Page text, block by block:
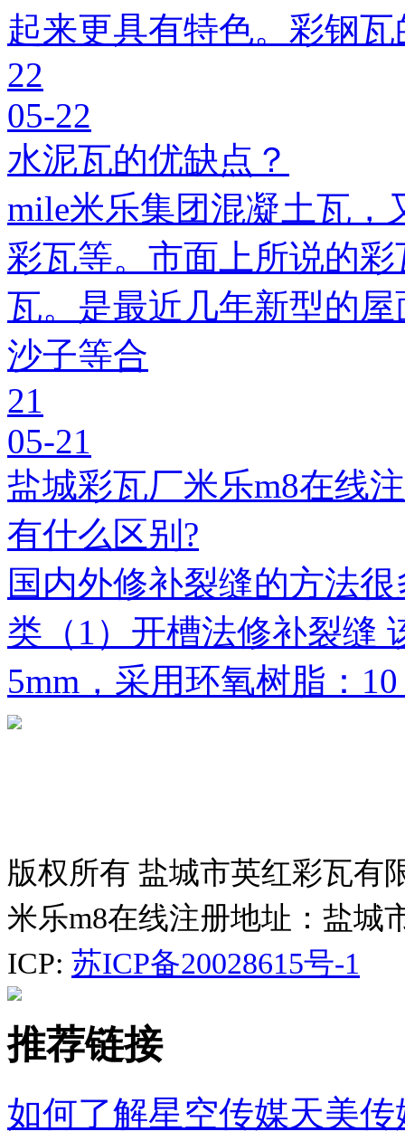
起来更具有特色。彩钢
22
05-22
水泥瓦的优缺点？
mile米乐集团混凝土瓦，
彩瓦等。市面上所说的
瓦。是最近几年新型的
沙子等合
21
05-21
盐城彩瓦厂米乐m8在线
有什么区别?
国内外修补裂缝的方法
类（1）开槽法修补裂缝
5mm，采用环氧树脂：
版权所有 盐城市英红彩瓦有
米乐m8在线注册地址：盐城
ICP: 苏ICP备20028615号-1
推荐链接
如何了解星空传媒天美